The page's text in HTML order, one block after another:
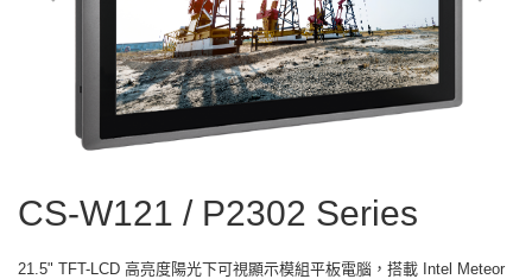
CS-W121 / P2302 Series
21.5" TFT-LCD 高亮度陽光下可視顯示模組平板電腦，搭載 Intel Meteor